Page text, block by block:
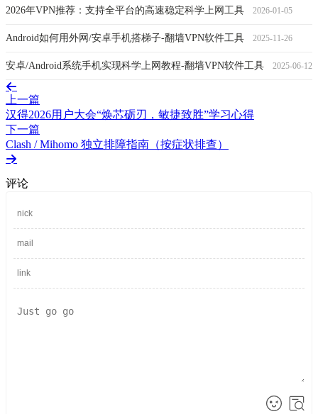
2026年VPN推荐：支持全平台的高速稳定科学上网工具 2026-01-05
Android如何用外网/安卓手机搭梯子-翻墙VPN软件工具 2025-11-26
安卓/Android系统手机实现科学上网教程-翻墙VPN软件工具 2025-06-12
上一篇
汉得2026用户大会“焕芯砺刃，敏捷致胜”学习心得
下一篇
Clash / Mihomo 独立排障指南（按症状排查）
评论